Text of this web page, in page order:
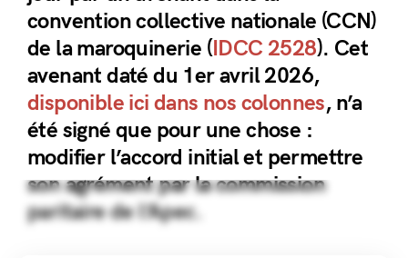
convention collective nationale (CCN)
de la maroquinerie (IDCC 2528). Cet
avenant daté du 1er avril 2026,
disponible ici dans nos colonnes, n’a
été signé que pour une chose :
modifier l’accord initial et permettre
son agrément par la commission
paritaire de l’Apec.